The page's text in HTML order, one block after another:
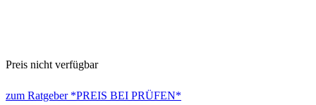
Preis nicht verfügbar
zum Ratgeber *PREIS BEI PRÜFEN*